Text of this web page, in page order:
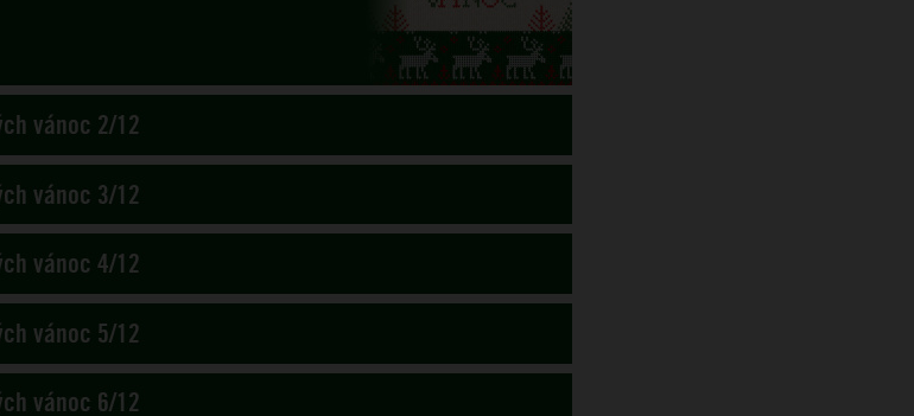
vánoc 2/12
vánoc 3/12
vánoc 4/12
vánoc 5/12
vánoc 6/12